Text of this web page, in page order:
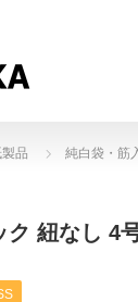
品 純白袋・筋
ク 紐なし 4